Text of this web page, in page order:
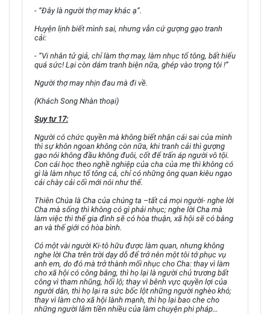
- “Đây là người thợ may khác ạ”.
Huyện lịnh biết mình sai, nhưng vẫn cứ gượng gạo tranh
cải:
- “Vi nhân tử giả, chỉ làm thợ may, làm nhục tổ tông, bất hiếu
quá sức! Lại còn dám tranh biện nữa, ghép vào trọng tội !”
Người thợ may nhịn đau mà đi về.
(Khách Song Nhàn thoại)
Suy tư 17:
Người có chức quyền mà không biết nhận cái sai của mình
thì sự khôn ngoan không còn nữa, khi tranh cải thì gượng
gạo nói không đầu không đuôi, cốt để trấn áp người vô tội.
Con cái học theo nghề nghiệp của cha của mẹ thì không có
gì là làm nhục tổ tông cả, chỉ có những ông quan kiêu ngạo
cải chày cải cối mới nói như thế.
Thiên Chúa là Cha của chúng ta –tất cả mọi người- nghe lời
Cha mà sống thì không có gì phải nhục; nghe lời Cha mà
làm việc thì thế gia đình sẽ có hòa thuận, xã hội sẽ có bằng
an và thế giới có hòa bình.
Có một vài người Ki-tô hữu được làm quan, nhưng không
nghe lời Cha trên trời dạy dỗ để trở nên một tôi tớ phục vụ
anh em, do đó mà trở thành mối nhục cho Cha: thay vì làm
cho xã hội có công bằng, thì họ lại là người chủ trương bất
công vì tham nhũng, hối lộ; thay vì bênh vực quyền lợi của
người dân, thì họ lại ra sức bốc lột những người nghèo khó;
thay vì làm cho xã hội lành mạnh, thì họ lại bao che cho
những người lắm tiền nhiều của làm chuyện phi pháp…